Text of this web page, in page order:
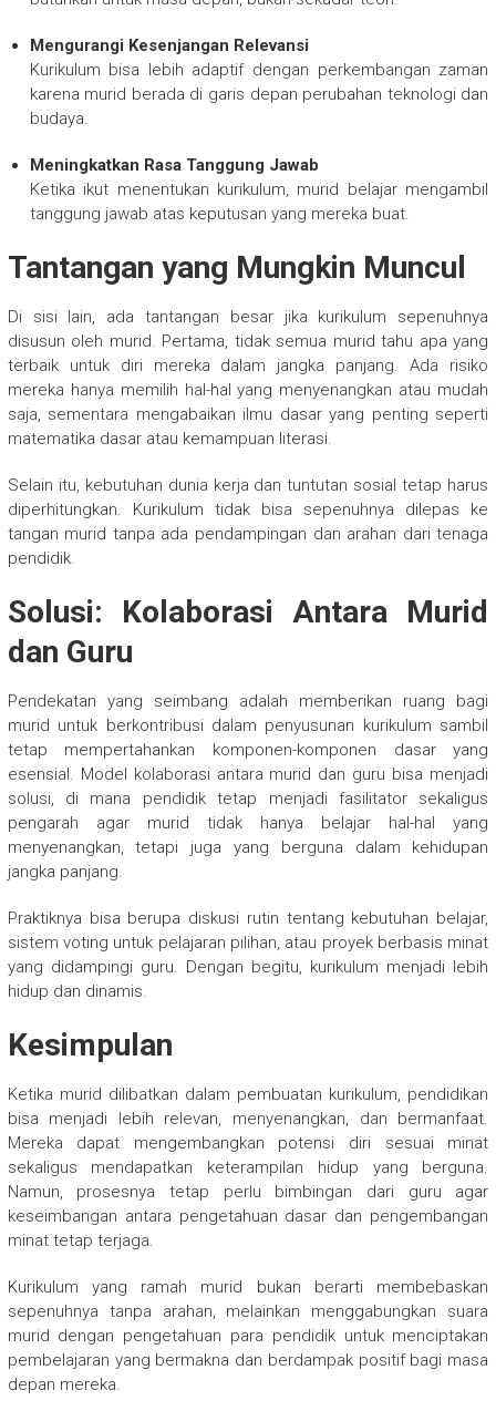
Mengurangi Kesenjangan Relevansi
Kurikulum bisa lebih adaptif dengan perkembangan zaman
karena murid berada di garis depan perubahan teknologi dan
budaya.
Meningkatkan Rasa Tanggung Jawab
Ketika ikut menentukan kurikulum, murid belajar mengambil
tanggung jawab atas keputusan yang mereka buat.
Tantangan yang Mungkin Muncul
Di sisi lain, ada tantangan besar jika kurikulum sepenuhnya
disusun oleh murid. Pertama, tidak semua murid tahu apa yang
terbaik untuk diri mereka dalam jangka panjang. Ada risiko
mereka hanya memilih hal-hal yang menyenangkan atau mudah
saja, sementara mengabaikan ilmu dasar yang penting seperti
matematika dasar atau kemampuan literasi.
Selain itu, kebutuhan dunia kerja dan tuntutan sosial tetap harus
diperhitungkan. Kurikulum tidak bisa sepenuhnya dilepas ke
tangan murid tanpa ada pendampingan dan arahan dari tenaga
pendidik.
Solusi: Kolaborasi Antara Murid
dan Guru
Pendekatan yang seimbang adalah memberikan ruang bagi
murid untuk berkontribusi dalam penyusunan kurikulum sambil
tetap mempertahankan komponen-komponen dasar yang
esensial. Model kolaborasi antara murid dan guru bisa menjadi
solusi, di mana pendidik tetap menjadi fasilitator sekaligus
pengarah agar murid tidak hanya belajar hal-hal yang
menyenangkan, tetapi juga yang berguna dalam kehidupan
jangka panjang.
Praktiknya bisa berupa diskusi rutin tentang kebutuhan belajar,
sistem voting untuk pelajaran pilihan, atau proyek berbasis minat
yang didampingi guru. Dengan begitu, kurikulum menjadi lebih
hidup dan dinamis.
Kesimpulan
Ketika murid dilibatkan dalam pembuatan kurikulum, pendidikan
bisa menjadi lebih relevan, menyenangkan, dan bermanfaat.
Mereka dapat mengembangkan potensi diri sesuai minat
sekaligus mendapatkan keterampilan hidup yang berguna.
Namun, prosesnya tetap perlu bimbingan dari guru agar
keseimbangan antara pengetahuan dasar dan pengembangan
minat tetap terjaga.
Kurikulum yang ramah murid bukan berarti membebaskan
sepenuhnya tanpa arahan, melainkan menggabungkan suara
murid dengan pengetahuan para pendidik untuk menciptakan
pembelajaran yang bermakna dan berdampak positif bagi masa
depan mereka.